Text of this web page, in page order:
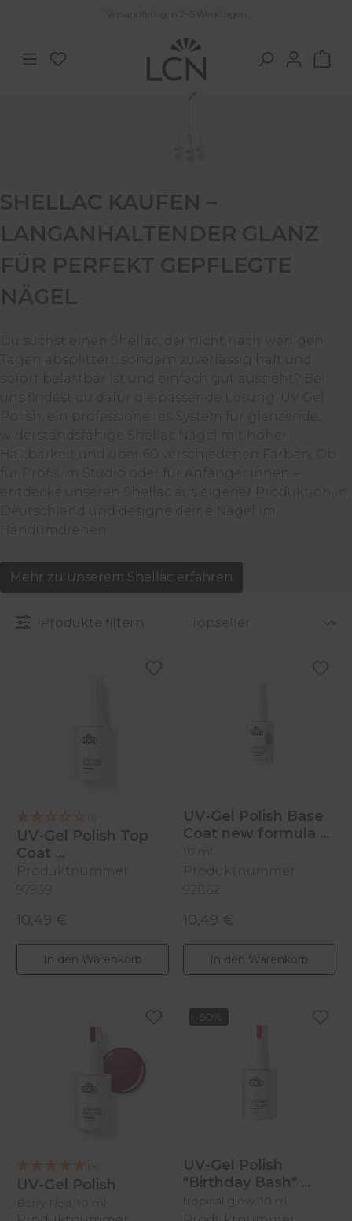
Zum Hauptinhalt springenVersandfertig in 2-3 Werktagen
Du hast 0 Produkte auf dem Merkzettel
SHELLAC KAUFEN –
LANGANHALTENDER GLANZ
FÜR PERFEKT GEPFLEGTE
NÄGEL
Du suchst einen Shellac, der nicht nach wenigen
Tagen absplittert, sondern zuverlässig hält und
sofort belastbar ist und einfach gut aussieht? Bei
uns findest du dafür die passende Lösung: UV Gel
Polish, ein professionelles System für glänzende,
widerstandsfähige Shellac Nägel mit hoher
Haltbarkeit und über 60 verschiedenen Farben. Ob
für Profis im Studio oder für Anfänger:innen –
entdecke unseren Shellac aus eigener Produktion in
Deutschland und designe deine Nägel im
Handumdrehen.
Mehr zu unserem Shellac erfahren
Produkte filtern
UV-Gel Polish Top
Coat
10 ml
Produktnummer:
97939
Regulärer Preis:
10,49 €
In den Warenkorb
UV-Gel Polish Base
Coat new formula
Produktnummer:
92862
Regulärer Preis:
10,49 €
In den Warenkorb
UV-Gel Polish
Berry Red, 10 ml
-50%
UV-Gel Polish
"Birthday Bash"
tropical glow, 10 ml